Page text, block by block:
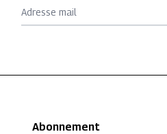
Adresse mail
Abonnement